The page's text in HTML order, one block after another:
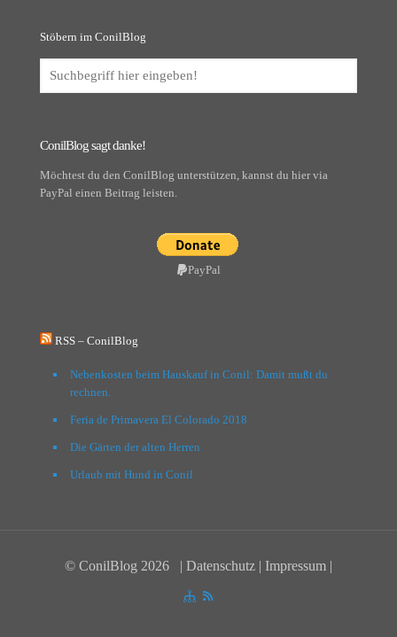
Stöbern im ConilBlog
ConilBlog sagt danke!
Möchtest du den ConilBlog unterstützen, kannst du hier via
PayPal einen Beitrag leisten.
PayPal
RSS – ConilBlog
Nebenkosten beim Hauskauf in Conil: Damit mußt du
rechnen.
Feria de Primavera El Colorado 2018
Die Gärten der alten Herren
Urlaub mit Hund in Conil
© ConilBlog 2026 | Datenschutz | Impressum |